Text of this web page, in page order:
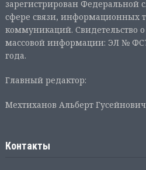
зарегистрирован Федеральной
сфере связи, информационных
коммуникаций. Свидетельство о
массовой информации: ЭЛ №
года.
Главный редактор:
Мехтиханов Альберт Гусейнович
Контакты